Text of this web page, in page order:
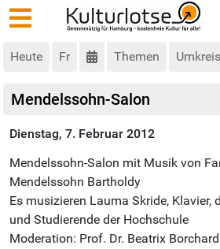
Heute Fr Themen Umkreis
Mendelssohn-Salon
Dienstag, 7. Februar 2012
Mendelssohn-Salon mit Musik von
Mendelssohn Bartholdy
Es musizieren Lauma Skride, Klavier,
und Studierende der Hochschule
Moderation: Prof. Dr. Beatrix Borchard